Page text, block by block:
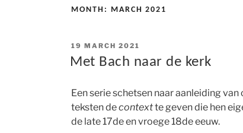
MONTH: MARCH 2021
POSTED
19 MARCH 2021
Met Bach naar de kerk
Een serie schetsen naar aanleiding
teksten decontextte geven die hen
de late 17de en vroege 18de eeuw.